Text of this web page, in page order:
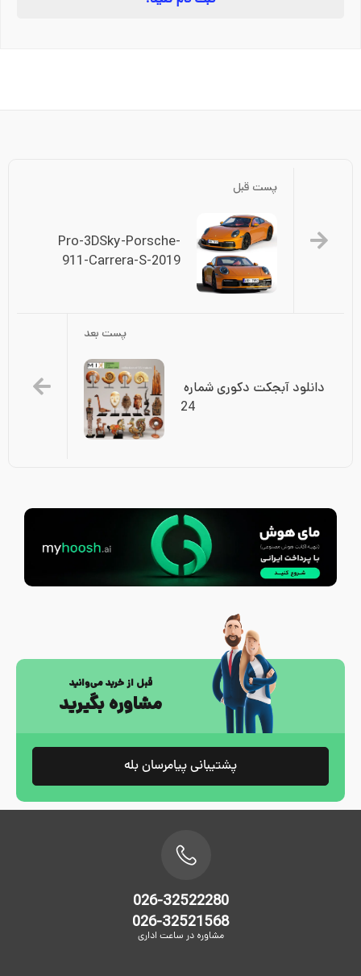
پست قبل
Pro-3DSky-Porsche-
911-Carrera-S-2019
پست بعد
24
قبل از خرید می‌وانید
مشاوره بگیرید
پشتیبانی پیامرسان بله
026-32522280
026-32521568
مشاوره در ساعت اداری